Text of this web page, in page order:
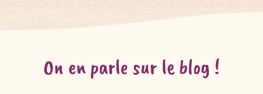
On en parle sur le blog !